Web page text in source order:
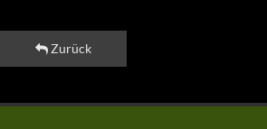
Zurück